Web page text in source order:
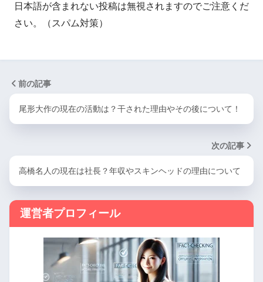
日本語が含まれない投稿は無視されますのでご注意くだ
さい。（スパム対策）
前の記事
尾形大作の現在の活動は？干された理由やその後について！
次の記事
高橋名人の現在は社長？年収やスキンヘッドの理由について
運営者プロフィール